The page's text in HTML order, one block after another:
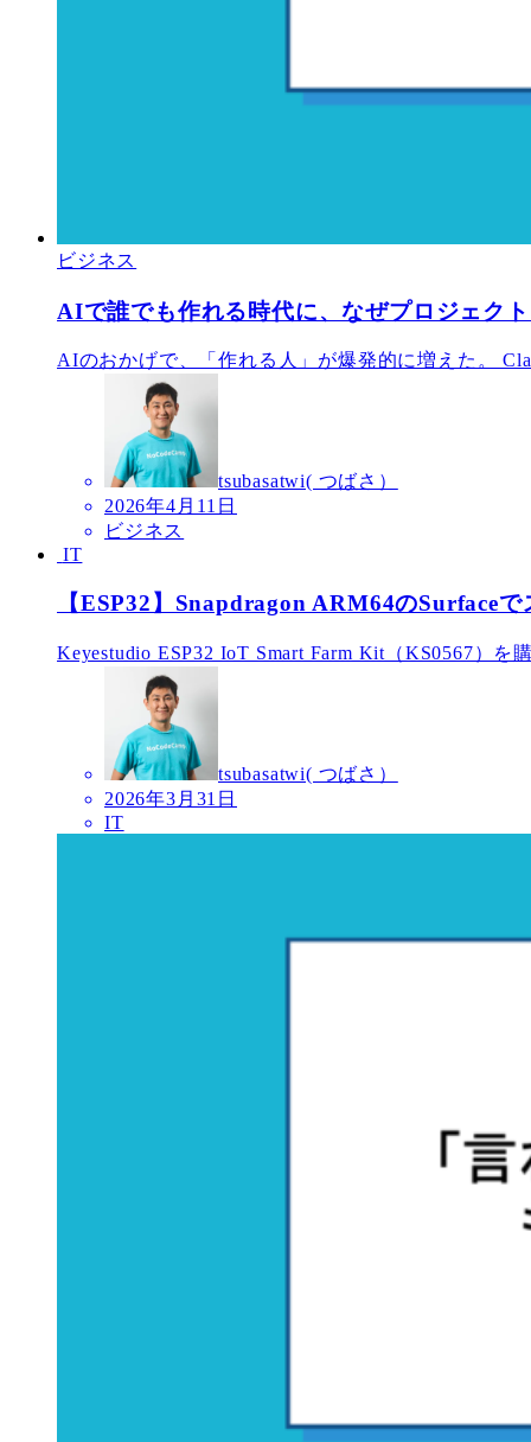
ビジネス
AIで誰でも作れる時代に、なぜプロジェク
AIのおかげで、「作れる人」が爆発的に増えた。
tsubasatwi( つばさ）
2026年4月11日
ビジネス
IT
【ESP32】Snapdragon ARM64のSurface
Keyestudio ESP32 IoT Smart Farm Kit（KS0567）
tsubasatwi( つばさ）
2026年3月31日
IT